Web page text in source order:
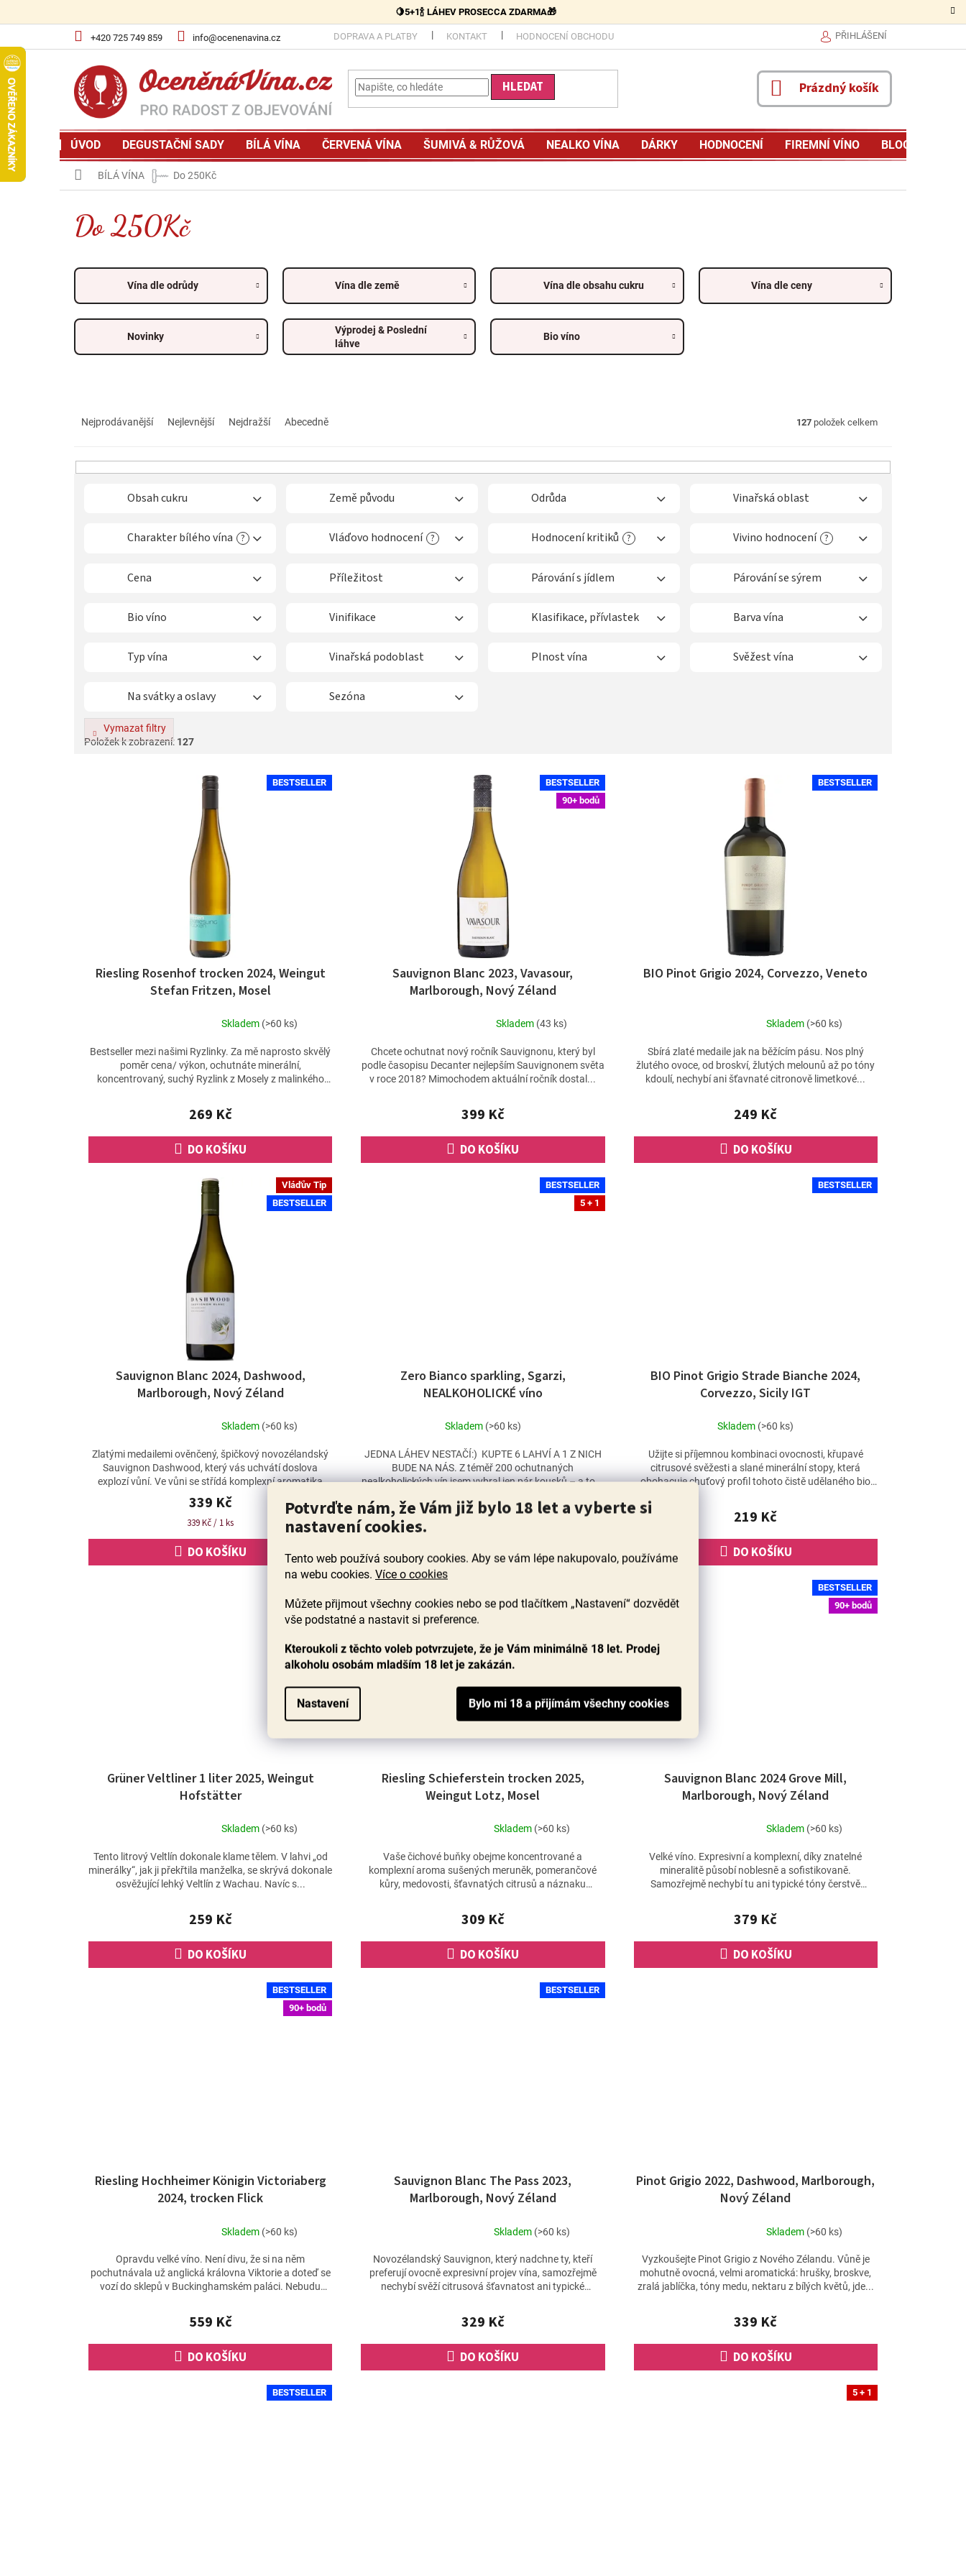
Potvrďte nám, že Vám již bylo 18 let a vyberte si
nastavení cookies.
Tento web používá soubory cookies. Aby se vám lépe nakupovalo, používáme
na webu cookies. Více o cookies
Můžete přijmout všechny cookies nebo se pod tlačítkem „Nastavení“ dozvědět
vše podstatné a nastavit si preference.
Kteroukoli z těchto voleb potvrzujete, že je Vám minimálně 18 let. Prodej
alkoholu osobám mladším 18 let je zakázán.
Nastavení
🍋5+1🍾 LÁHEV PROSECCA ZDARMA🎁
+420 725 749 859 info@ocenenavina.cz DOPRAVA A PLATBY KONTAKT HODNOCENÍ OBCHODU PŘIHLÁŠENÍ
HLEDAT
NÁKUPNÍ
KOŠÍK
Prázdný košík
ÚVOD DEGUSTAČNÍ SADY BÍLÁ VÍNA ČERVENÁ VÍNA ŠUMIVÁ & RŮŽOVÁ NEALKO VÍNA DÁRKY FIREMNÍ VÍNO
HODNOCENÍ BLOG
Domů
BÍLÁ VÍNA Do 250Kč
Do 250Kč
Vína dle odrůdy Vína dle země Vína dle obsahu cukru Vína dle ceny
Novinky
Výprodej & Poslední
láhve
Bio víno
n
Nejprodávanější Nejlevnější Nejdražší Abecedně 127 položek celkem
Obsah cukru Země původu Odrůda Vinařská oblast
Charakter bílého vína ? Vláďovo hodnocení ? Hodnocení kritiků ? Vivino hodnocení ?
Cena Příležitost Párování s jídlem Párování se sýrem
Bio víno Vinifikace Klasifikace, přívlastek Barva vína
Typ vína Vinařská podoblast Plnost vína Svěžest vína
Na svátky a oslavy Sezóna
Vymazat filtry
Položek k zobrazení: 127
BESTSELLER
Riesling Rosenhof trocken 2024, Weingut
Stefan Fritzen, Mosel
hodnocení
produktu
je
Skladem (>60 ks)
269 Kč
DO KOŠÍKU
Bestseller mezi našimi Ryzlinky. Za mě naprosto skvělý
poměr cena/ výkon, ochutnáte minerální,
koncentrovaný, suchý Ryzlink z Mosely z malinkého
BESTSELLER
90+ bodů
Sauvignon Blanc 2023, Vavasour,
Marlborough, Nový Zéland
hodnocení
produktu
je
Skladem (43 ks)
399 Kč
DO KOŠÍKU
Chcete ochutnat nový ročník Sauvignonu, který byl
podle časopisu Decanter nejlepším Sauvignonem světa
v roce 2018? Mimochodem aktuální ročník dostal...
BESTSELLER
BIO Pinot Grigio 2024, Corvezzo, Veneto
hodnocení
produktu
je
Skladem (>60 ks)
249 Kč
DO KOŠÍKU
Sbírá zlaté medaile jak na běžícím pásu. Nos plný
žlutého ovoce, od broskví, žlutých melounů až po tóny
kdoulí, nechybí ani šťavnaté citronově limetkové...
Vláďův Tip
BESTSELLER
Sauvignon Blanc 2024, Dashwood,
Marlborough, Nový Zéland
hodnocení
produktu
je
Skladem (>60 ks)
339 Kč
Měrná
339 Kč / 1 ks
DO KOŠÍKU
Zlatými medailemi ověnčený, špičkový novozélandský
Sauvignon Dashwood, který vás uchvátí doslova
explozí vůní. Ve vůni se střídá komplexní aromatika
BESTSELLER
5 + 1
Zero Bianco sparkling, Sgarzi,
NEALKOHOLICKÉ víno
Skladem (>60 ks)
239 Kč
DO KOŠÍKU
JEDNA LÁHEV NESTAČÍ:) KUPTE 6 LAHVÍ A 1 Z NICH
BUDE NA NÁS. Z téměř 200 ochutnaných
nealkoholických vín jsem vybral jen pár kousků – a toto
BESTSELLER
BIO Pinot Grigio Strade Bianche 2024,
Corvezzo, Sicily IGT
Skladem (>60 ks)
219 Kč
DO KOŠÍKU
Užijte si příjemnou kombinaci ovocnosti, křupavé
citrusové svěžesti a slané minerální stopy, která
obohacuje chuťový profil tohoto čistě udělaného bio
Grüner Veltliner 1 liter 2025, Weingut
Hofstätter
hodnocení
produktu
je
4,4
Skladem (>60 ks)
259 Kč
DO KOŠÍKU
Tento litrový Veltlín dokonale klame tělem. V lahvi „od
minerálky“, jak ji překřtila manželka, se skrývá dokonale
osvěžující lehký Veltlín z Wachau. Navíc s...
Riesling Schieferstein trocken 2025,
Weingut Lotz, Mosel
hodnocení
produktu
je
Skladem (>60 ks)
309 Kč
DO KOŠÍKU
Vaše čichové buňky obejme koncentrované a
komplexní aroma sušených meruněk, pomerančové
kůry, medovosti, šťavnatých citrusů a náznaku
BESTSELLER
90+ bodů
Sauvignon Blanc 2024 Grove Mill,
Marlborough, Nový Zéland
hodnocení
produktu
je
4,8
Skladem (>60 ks)
379 Kč
DO KOŠÍKU
Velké víno. Expresivní a komplexní, díky znatelné
mineralitě působí noblesně a sofistikovaně.
Samozřejmě nechybí tu ani typické tóny čerstvě
BESTSELLER
90+ bodů
Riesling Hochheimer Königin Victoriaberg
2024, trocken Flick
hodnocení
produktu
je
Skladem (>60 ks)
559 Kč
DO KOŠÍKU
Opravdu velké víno. Není divu, že si na něm
pochutnávala už anglická královna Viktorie a doteď se
vozí do sklepů v Buckinghamském paláci. Nebudu
BESTSELLER
Sauvignon Blanc The Pass 2023,
Marlborough, Nový Zéland
hodnocení
produktu
je
Skladem (>60 ks)
329 Kč
DO KOŠÍKU
Novozélandský Sauvignon, který nadchne ty, kteří
preferují ovocně expresivní projev vína, samozřejmě
nechybí svěží citrusová šťavnatost ani typické
Pinot Grigio 2022, Dashwood, Marlborough,
Nový Zéland
hodnocení
produktu
je
Skladem (>60 ks)
339 Kč
DO KOŠÍKU
Vyzkoušejte Pinot Grigio z Nového Zélandu. Vůně je
mohutně ovocná, velmi aromatická: hrušky, broskve,
zralá jablíčka, tóny medu, nektaru z bílých květů, jde...
BESTSELLER 5 + 1